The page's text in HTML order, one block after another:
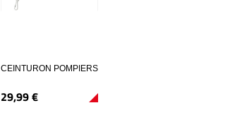
CEINTURON POMPIERS
29,99€